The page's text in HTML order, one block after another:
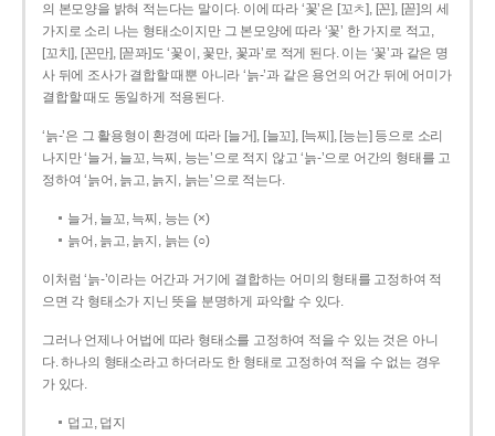
의 본모양을 밝혀 적는다는 말이다. 이에 따라 ‘꽃’은 [꼬ㅊ], [꼰], [꼳]의 세
가지로 소리 나는 형태소이지만 그 본모양에 따라 ‘꽃’ 한 가지로 적고,
[꼬치], [꼰만], [꼳꽈]도 ‘꽃이, 꽃만, 꽃과’로 적게 된다. 이는 ‘꽃’과 같은 명
사 뒤에 조사가 결합할 때뿐 아니라 ‘늙-’과 같은 용언의 어간 뒤에 어미가
결합할 때도 동일하게 적용된다.
‘늙-’은 그 활용형이 환경에 따라 [늘거], [늘꼬], [늑찌], [능는] 등으로 소리
나지만 ‘늘거, 늘꼬, 늑찌, 능는’으로 적지 않고 ‘늙-’으로 어간의 형태를 고
정하여 ‘늙어, 늙고, 늙지, 늙는’으로 적는다.
늘거, 늘꼬, 늑찌, 능는 (×)
늙어, 늙고, 늙지, 늙는 (○)
이처럼 ‘늙-­’이라는 어간과 거기에 결합하는 어미의 형태를 고정하여 적
으면 각 형태소가 지닌 뜻을 분명하게 파악할 수 있다.
그러나 언제나 어법에 따라 형태소를 고정하여 적을 수 있는 것은 아니
다. 하나의 형태소라고 하더라도 한 형태로 고정하여 적을 수 없는 경우
가 있다.
덥고, 덥지